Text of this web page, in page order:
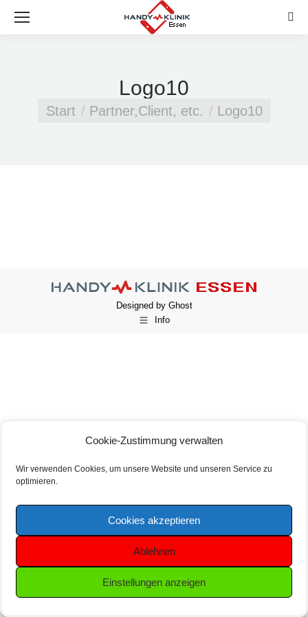
Cookie-Zustimmung verwalten
Wir verwenden Cookies, um unsere Website und unseren Service zu
optimieren.
Cookies akzeptieren
Ablehnen
Einstellungen anzeigen
Logo10
Sie befinden sich hier:
Start Partner,Client, etc. Logo10
Designed by Ghost
Info